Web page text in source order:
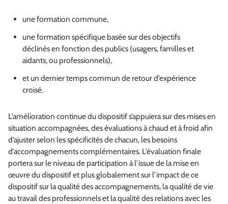
une formation commune,
une formation spécifique basée sur des objectifs
déclinés en fonction des publics (usagers, familles et
aidants, ou professionnels),
et un dernier temps commun de retour d’expérience
croisé.
L’amélioration continue du dispositif s’appuiera sur des mises en
situation accompagnées, des évaluations à chaud et à froid afin
d’ajuster selon les spécificités de chacun, les besoins
d’accompagnements complémentaires. L’évaluation finale
portera sur le niveau de participation à l’issue de la mise en
œuvre du dispositif et plus globalement sur l’impact de ce
dispositif sur la qualité des accompagnements, la qualité de vie
au travail des professionnels et la qualité des relations avec les